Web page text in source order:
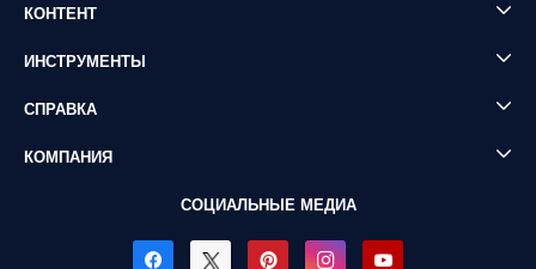
КОНТЕНТ
ИНСТРУМЕНТЫ
СПРАВКА
КОМПАНИЯ
СОЦИАЛЬНЫЕ МЕДИА